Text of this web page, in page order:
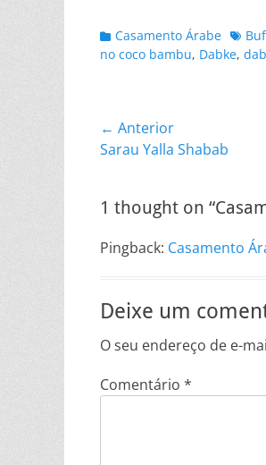
Categorias:
Casamento Árabe Tags:
no coco bambu, Dabke,
Navegação
de
Post
← Anterior
Post
Sarau Yalla Shabab
1 thought on
Pingback: Casamento
Deixe um
O seu endereço de e-
Comentário *